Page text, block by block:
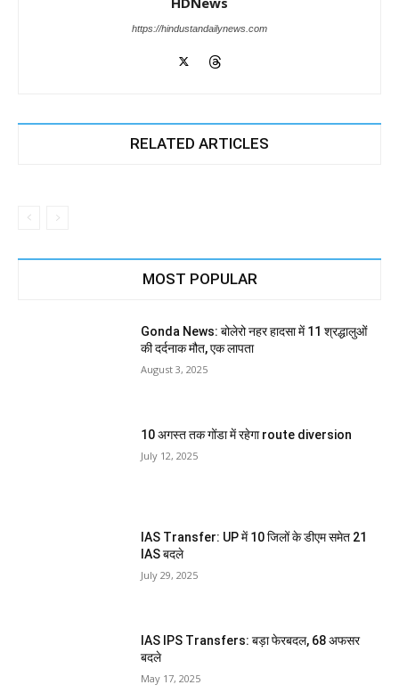
https://hindustandailynews.com
RELATED ARTICLES
MOST POPULAR
Gonda News: बोलेरो नहर हादसा में 11 श्रद्धालुओं
की दर्दनाक मौत, एक लापता
August 3, 2025
10 अगस्त तक गोंडा में रहेगा route diversion
July 12, 2025
IAS Transfer: UP में 10 जिलों के डीएम समेत 21
IAS बदले
July 29, 2025
IAS IPS Transfers: बड़ा फेरबदल, 68 अफसर
बदले
May 17, 2025